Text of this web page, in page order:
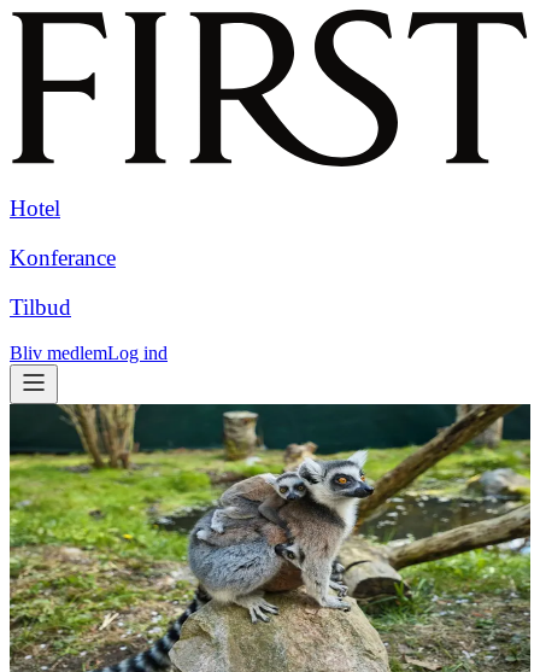
Hotel
Konferance
Tilbud
Bliv medlemLog ind